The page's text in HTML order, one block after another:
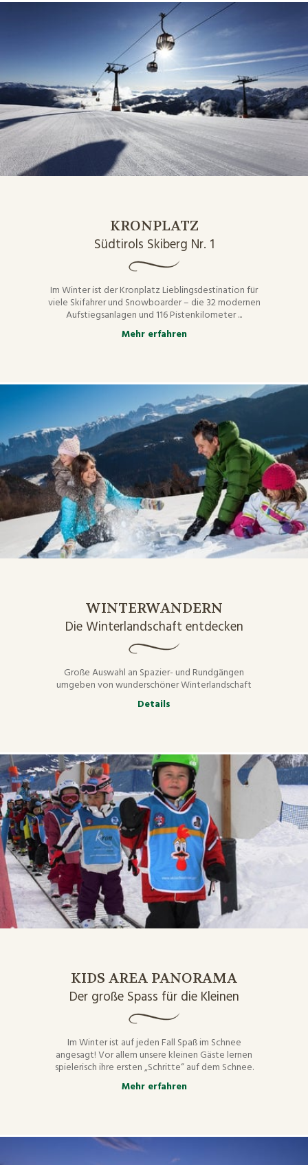
KRONPLATZ
Südtirols Skiberg Nr. 1
Im Winter ist der Kronplatz Lieblingsdestination für
viele Skifahrer und Snowboarder – die 32 modernen
Aufstiegsanlagen und 116 Pistenkilometer ...
Mehr erfahren
WINTERWANDERN
Die Winterlandschaft entdecken
Große Auswahl an Spazier- und Rundgängen
umgeben von wunderschöner Winterlandschaft
Details
KIDS AREA PANORAMA
Der große Spass für die Kleinen
Im Winter ist auf jeden Fall Spaß im Schnee
angesagt! Vor allem unsere kleinen Gäste lernen
spielerisch ihre ersten „Schritte“ auf dem Schnee.
Mehr erfahren